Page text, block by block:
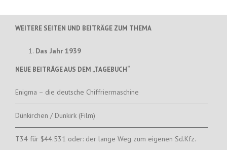
WEITERE SEITEN UND BEITRÄGE ZUM THEMA
Das Jahr 1939
NEUE BEITRÄGE AUS DEM „TAGEBUCH“
Enigma – die deutsche Chiffriermaschine
Dünkirchen / Dunkirk (Film)
T34 für $44.531 oder: der lange Weg zum eigenen Sd.Kfz.